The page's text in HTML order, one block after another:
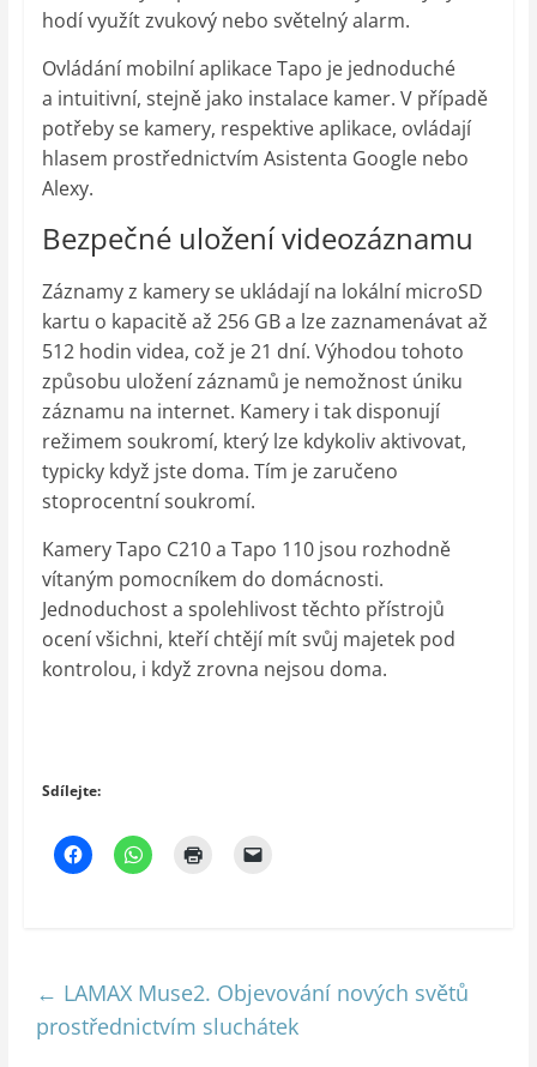
hodí využít zvukový nebo světelný alarm.
Ovládání mobilní aplikace Tapo je jednoduché
a intuitivní, stejně jako instalace kamer. V případě
potřeby se kamery, respektive aplikace, ovládají
hlasem prostřednictvím Asistenta Google nebo
Alexy.
Bezpečné uložení videozáznamu
Záznamy z kamery se ukládají na lokální microSD
kartu o kapacitě až 256 GB a lze zaznamenávat až
512 hodin videa, což je 21 dní. Výhodou tohoto
způsobu uložení záznamů je nemožnost úniku
záznamu na internet. Kamery i tak disponují
režimem soukromí, který lze kdykoliv aktivovat,
typicky když jste doma. Tím je zaručeno
stoprocentní soukromí.
Kamery Tapo C210 a Tapo 110 jsou rozhodně
vítaným pomocníkem do domácnosti.
Jednoduchost a spolehlivost těchto přístrojů
ocení všichni, kteří chtějí mít svůj majetek pod
kontrolou, i když zrovna nejsou doma.
Sdílejte:
← LAMAX Muse2. Objevování nových světů
prostřednictvím sluchátek